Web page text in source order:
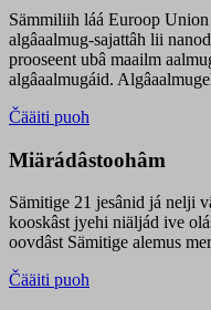
Sämmiliih láá Euroop
algâaalmug-sajattâh lii
prooseent ubâ maailm
algâaalmugáid.
Čääiti puoh
Miärádâstoohâm
Sämitige 21 jesânid já nelji
kooskâst jyehi niäljád ive
oovdâst Sämitige alemus
Čääiti puoh